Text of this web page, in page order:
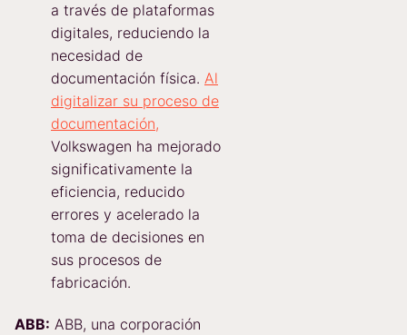
a través de plataformas
digitales, reduciendo la
necesidad de
documentación física. Al
digitalizar su proceso de
documentación,
Volkswagen ha mejorado
significativamente la
eficiencia, reducido
errores y acelerado la
toma de decisiones en
sus procesos de
fabricación.
ABB: ABB, una corporación